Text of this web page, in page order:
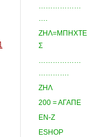
………………
….
ΖΗΛ=ΜΠΗΧΤΕ
Σ
………………
………….
ΖΗΛ
200 = ΑΓΑΠΕ
ΕΝ-Ζ
ESHOP